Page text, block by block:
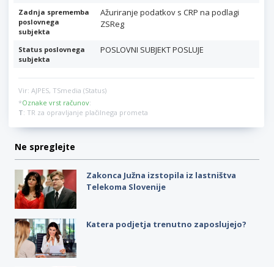
Zadnja sprememba
poslovnega
subjekta
Ažuriranje podatkov s CRP na podlagi
ZSReg
Status poslovnega
subjekta
POSLOVNI SUBJEKT POSLUJE
Vir: AJPES, TSmedia (Status)
*Oznake vrst računov:
T: TR za opravljanje plačilnega prometa
Ne spreglejte
Zakonca Južna izstopila iz lastništva
Telekoma Slovenije
Katera podjetja trenutno zaposlujejo?